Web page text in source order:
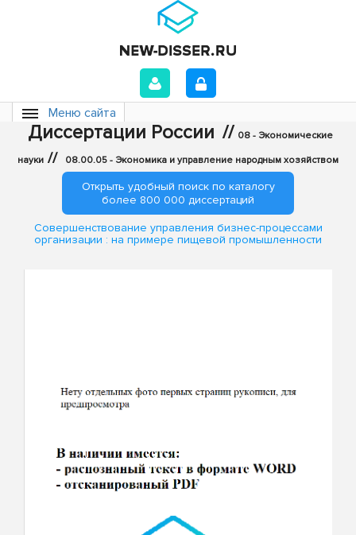
Меню сайта
Диссертации России // 08 - Экономические
науки // 08.00.05 - Экономика и управление народным хозяйством
Открыть удобный поиск по каталогу
более 800 000 диссертаций
Совершенствование управления бизнес-процессами
организации : на примере пищевой промышленности